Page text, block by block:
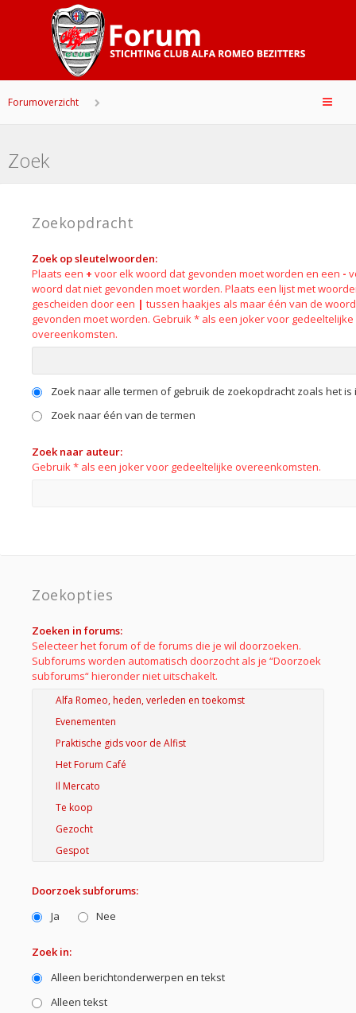
Forumoverzicht
Zoek
Zoekopdracht
Zoek op sleutelwoorden:
Plaats een + voor elk woord dat gevonden moet worden en een -
woord dat niet gevonden moet worden. Plaats een lijst met
gescheiden door een | tussen haakjes als maar één van de
gevonden moet worden. Gebruik * als een joker voor gedeeltelijke
overeenkomsten.
Zoek naar alle termen of gebruik de zoekopdracht zoals het is
Zoek naar één van de termen
Zoek naar auteur:
Gebruik * als een joker voor gedeeltelijke overeenkomsten.
Zoekopties
Zoeken in forums:
Selecteer het forum of de forums die je wil doorzoeken.
Subforums worden automatisch doorzocht als je “Doorzoek
subforums“ hieronder niet uitschakelt.
Doorzoek subforums:
Ja
Nee
Zoek in:
Alleen berichtonderwerpen en tekst
Alleen tekst